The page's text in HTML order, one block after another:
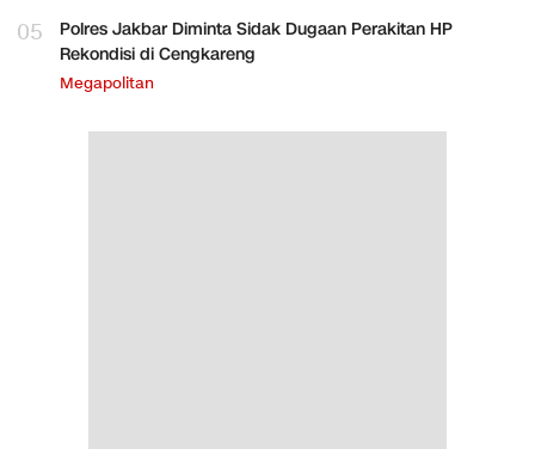
05
Polres Jakbar Diminta Sidak Dugaan Perakitan HP
Rekondisi di Cengkareng
Megapolitan